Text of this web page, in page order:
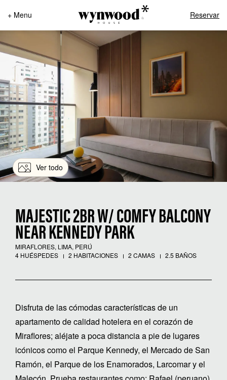
+ Menu Reservar
Ver todo
MAJESTIC 2BR W/ COMFY BALCONY
NEAR KENNEDY PARK
MIRAFLORES, LIMA, PERÚ
4 HUÉSPEDES
2 HABITACIONES 2 CAMAS 2.5 BAÑOS
Disfruta de las cómodas características de un
apartamento de calidad hotelera en el corazón de
Miraflores; aléjate a poca distancia a pie de lugares
icónicos como el Parque Kennedy, el Mercado de San
Ramón, el Parque de los Enamorados, Larcomar y el